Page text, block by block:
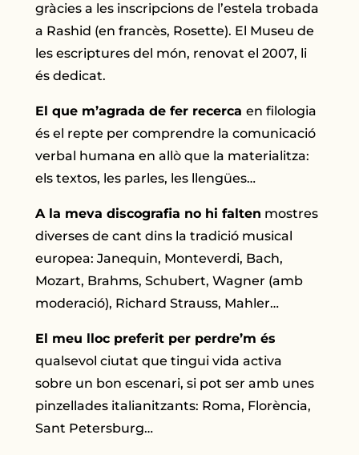
gràcies a les inscripcions de l’estela trobada
a Rashid (en francès, Rosette). El Museu de
les escriptures del món, renovat el 2007, li
és dedicat.
El que m’agrada de fer recercaen filologia
és el repte per comprendre la comunicació
verbal humana en allò que la materialitza:
els textos, les parles, les llengües…
A la meva discografia no hi falten mostres
diverses de cant dins la tradició musical
europea: Janequin, Monteverdi, Bach,
Mozart, Brahms, Schubert, Wagner (amb
moderació), Richard Strauss, Mahler…
El meu lloc preferit per perdre’m és
qualsevol ciutat que tingui vida activa
sobre un bon escenari, si pot ser amb unes
pinzellades italianitzants: Roma, Florència,
Sant Petersburg…